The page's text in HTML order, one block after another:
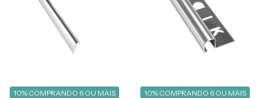
10% COMPRANDO 6 OU MAIS 10% COMPRANDO 6 OU MAIS